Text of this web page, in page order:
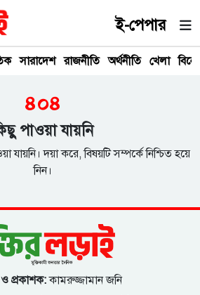
ই-পেপার
সারাদেশ রাজনীতি অর্থনীতি খেলা
৪০৪
পাওয়া যায়নি
দয়া করে, বিষয়টি সম্পর্কে নিশ্চিত হয়ে
নিন।
প্রকাশক:কামরুজ্জামান জনি